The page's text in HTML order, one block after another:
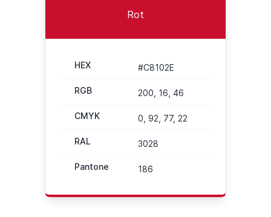
Rot
HEX #C8102E
RGB 200, 16, 46
CMYK 0, 92, 77, 22
RAL 3028
Pantone 186